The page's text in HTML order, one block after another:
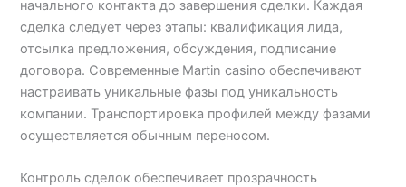
начального контакта до завершения сделки. Каждая
сделка следует через этапы: квалификация лида,
отсылка предложения, обсуждения, подписание
договора. Современные Martin casino обеспечивают
настраивать уникальные фазы под уникальность
компании. Транспортировка профилей между фазами
осуществляется обычным переносом.
Контроль сделок обеспечивает прозрачность